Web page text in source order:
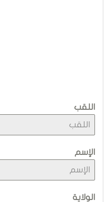
اللقب
الإسم
الولاية